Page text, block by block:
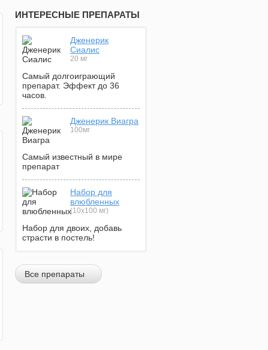
ИНТЕРЕСНЫЕ ПРЕПАРАТЫ
Дженерик
Сиалис
20 мг
Самый долгоиграющий
препарат. Эффект до 36
часов.
Дженерик Виагра
100мг
Самый известный в мире
препарат
Набор для
влюбленных
(10х100 мг)
Набор для двоих, добавь
страсти в постель!
Все препараты